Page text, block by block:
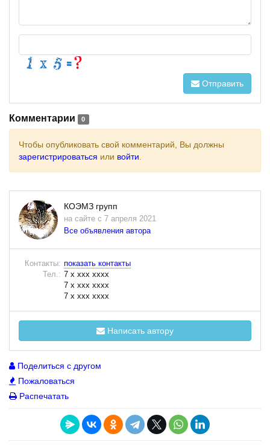
Отправить
Комментарии 0
Чтобы опубликовать свой комментарий, Вы должны
зарегистрироваться или войти
КОЭМЗ групп
на сайте с 7 апреля 2021
Все объявления автора
Контакты: показать контакты
Тел.: 7 x xxx xxxx
7 x xxx xxxx
7 x xxx xxxx
Написать автору
Поделиться с другом
Пожаловаться
Распечатать